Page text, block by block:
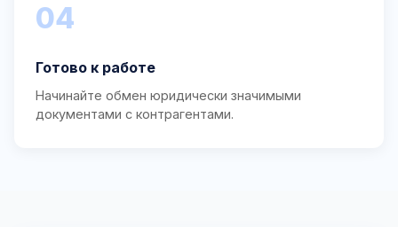
04
Готово к работе
Начинайте обмен юридически значимыми
документами с контрагентами.